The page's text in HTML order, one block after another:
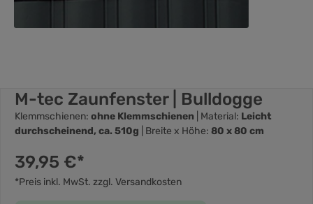
M-tec Zaunfenster | Bulldogge
Klemmschienen: ohne Klemmschienen | Material: Leicht
durchscheinend, ca. 510g
| Breite x Höhe: 80 x 80 cm
39,95 €*
*Preis inkl. MwSt. zzgl. Versandkosten